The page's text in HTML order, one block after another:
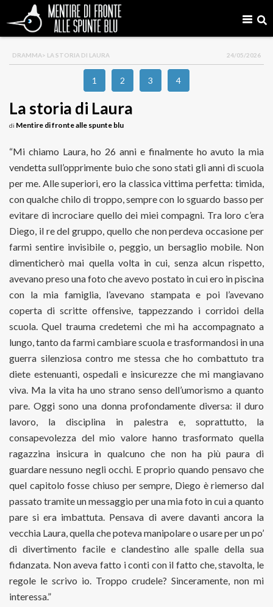
DRAMMA> LA STORIA DI LAURA 24/05/2026
1 2 3 4
La storia di Laura
di Mentire di fronte alle spunte blu
“Mi chiamo Laura, ho 26 anni e finalmente ho avuto la mia
vendetta sull’opprimente buio che sono stati gli anni di scuola
per me. Alle superiori, ero la classica vittima perfetta: timida,
con qualche chilo di troppo, sempre con lo sguardo basso per
evitare di incrociare quello dei miei compagni. Tra loro c’era
Diego, il re del gruppo, quello che non perdeva occasione per
farmi sentire invisibile o, peggio, un bersaglio mobile. Non
dimenticherò mai quella volta in cui, senza alcun rispetto,
avevano preso una foto che avevo postato in cui ero in piscina
con la mia famiglia, l’avevano stampata e poi l’avevano
coperta di scritte offensive, tappezzando i corridoi della
scuola. Quel trauma credetemi che mi ha accompagnato a
lungo, tanto da farmi cambiare scuola e trasformandosi in una
guerra silenziosa contro me stessa che ho combattuto tra
diete estenuanti, ospedali e insicurezze che mi mangiavano
viva. Ma la vita ha uno strano senso dell’umorismo a quanto
pare. Oggi sono una donna profondamente diversa: il duro
lavoro, la disciplina in palestra e, soprattutto, la
consapevolezza del mio valore hanno trasformato quella
ragazzina insicura in qualcuno che non ha più paura di
guardare nessuno negli occhi. E proprio quando pensavo che
quel capitolo fosse chiuso per sempre, Diego è riemerso dal
passato tramite un messaggio per una mia foto in cui a quanto
pare si era imbattuta. Pensava di avere davanti ancora la
vecchia Laura, quella che poteva manipolare o usare per un po’
di divertimento facile e clandestino alle spalle della sua
fidanzata. Non aveva fatto i conti con il fatto che, stavolta, le
regole le scrivo io. Troppo crudele? Sinceramente, non mi
interessa.”